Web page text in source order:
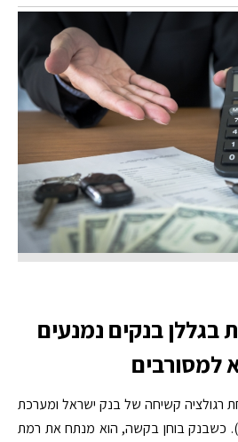
בגללן בנקים נמנעים
למסורבים
רגולציה קשיחה של בנק ישראל ומערכת
דירוג האשראי מרכזית (BDI). כשבנק בוחן בקשה, הוא מנתח את רמת